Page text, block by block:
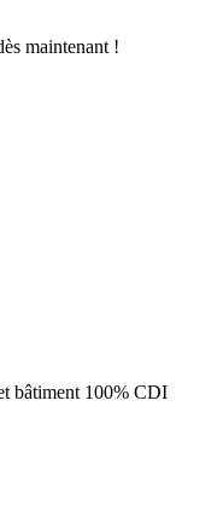
maintenant !
bâtiment 100% CDI